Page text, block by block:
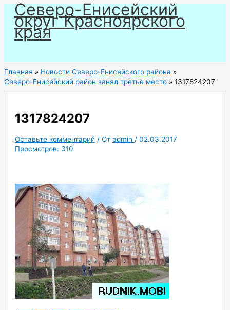
Перейти
содержимому
Северо-Енисейский
округ Красноярского
края
Главная
Новости Северо-Енисейского района
Северо-Енисейский район занял третье место
1317824207
1317824207
Оставьте комментарий / Отadmin /02.03.2017
Просмотров: 310